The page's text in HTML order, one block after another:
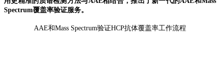
Spectrum覆盖率验证服务。
AAE和Mass Spectrum验证HCP抗体覆盖率工作流程